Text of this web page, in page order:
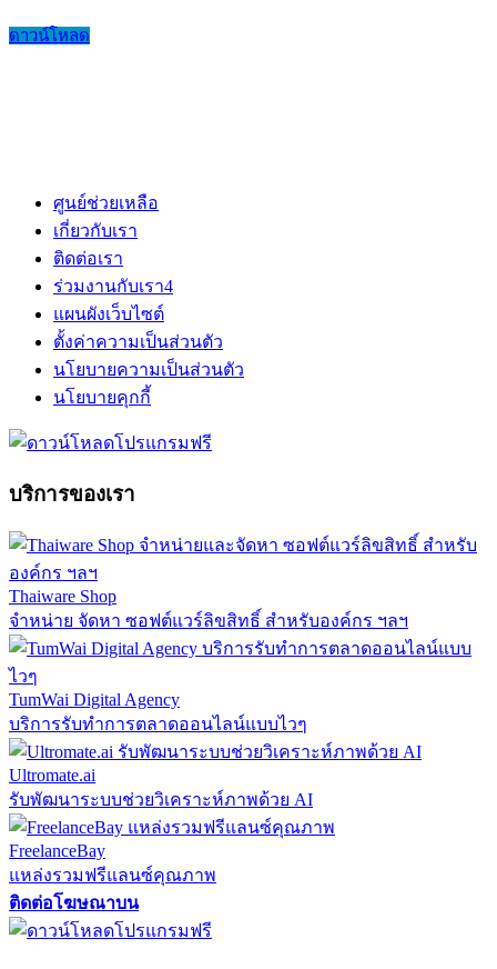
ดาวน์โหลด
ศูนย์ช่วยเหลือ
เกี่ยวกับเรา
ติดต่อเรา
ร่วมงานกับเรา4
แผนผังเว็บไซต์
ตั้งค่าความเป็นส่วนตัว
นโยบายความเป็นส่วนตัว
นโยบายคุกกี้
บริการของเรา
Thaiware Shop
จำหน่าย จัดหา ซอฟต์แวร์ลิขสิทธิ์ สำหรับองค์กร ฯลฯ
TumWai Digital Agency
บริการรับทำการตลาดออนไลน์แบบไวๆ
Ultromate.ai
รับพัฒนาระบบช่วยวิเคราะห์ภาพด้วย AI
FreelanceBay
แหล่งรวมฟรีแลนซ์คุณภาพ
ติดต่อโฆษณาบน